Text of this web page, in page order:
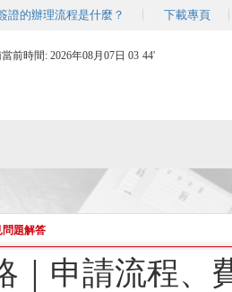
證的辦理流程是什麼？ 下載專頁
當前時間:2026年08月07日 03 44'
問題解答
｜申請流程、